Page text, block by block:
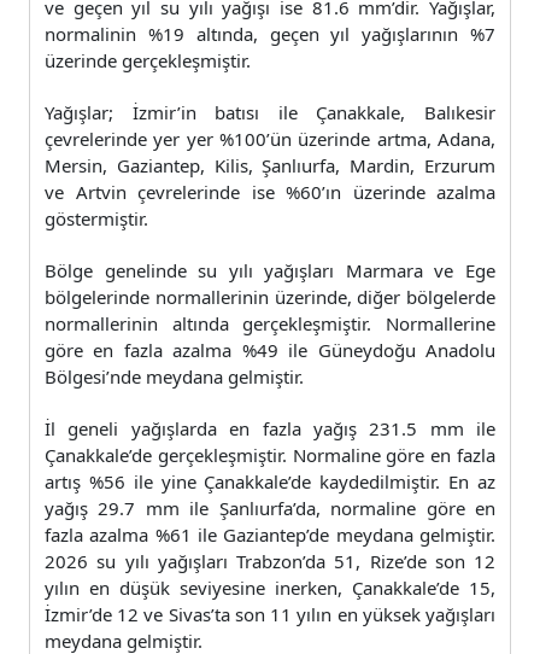
ve geçen yıl su yılı yağışı ise 81.6 mm’dir. Yağışlar,
normalinin %19 altında, geçen yıl yağışlarının %7
üzerinde gerçekleşmiştir.
Yağışlar; İzmir’in batısı ile Çanakkale, Balıkesir
çevrelerinde yer yer %100’ün üzerinde artma, Adana,
Mersin, Gaziantep, Kilis, Şanlıurfa, Mardin, Erzurum
ve Artvin çevrelerinde ise %60’ın üzerinde azalma
göstermiştir.
Bölge genelinde su yılı yağışları Marmara ve Ege
bölgelerinde normallerinin üzerinde, diğer bölgelerde
normallerinin altında gerçekleşmiştir. Normallerine
göre en fazla azalma %49 ile Güneydoğu Anadolu
Bölgesi’nde meydana gelmiştir.
İl geneli yağışlarda en fazla yağış 231.5 mm ile
Çanakkale’de gerçekleşmiştir. Normaline göre en fazla
artış %56 ile yine Çanakkale’de kaydedilmiştir. En az
yağış 29.7 mm ile Şanlıurfa’da, normaline göre en
fazla azalma %61 ile Gaziantep’de meydana gelmiştir.
2026 su yılı yağışları Trabzon’da 51, Rize’de son 12
yılın en düşük seviyesine inerken, Çanakkale’de 15,
İzmir’de 12 ve Sivas’ta son 11 yılın en yüksek yağışları
meydana gelmiştir.